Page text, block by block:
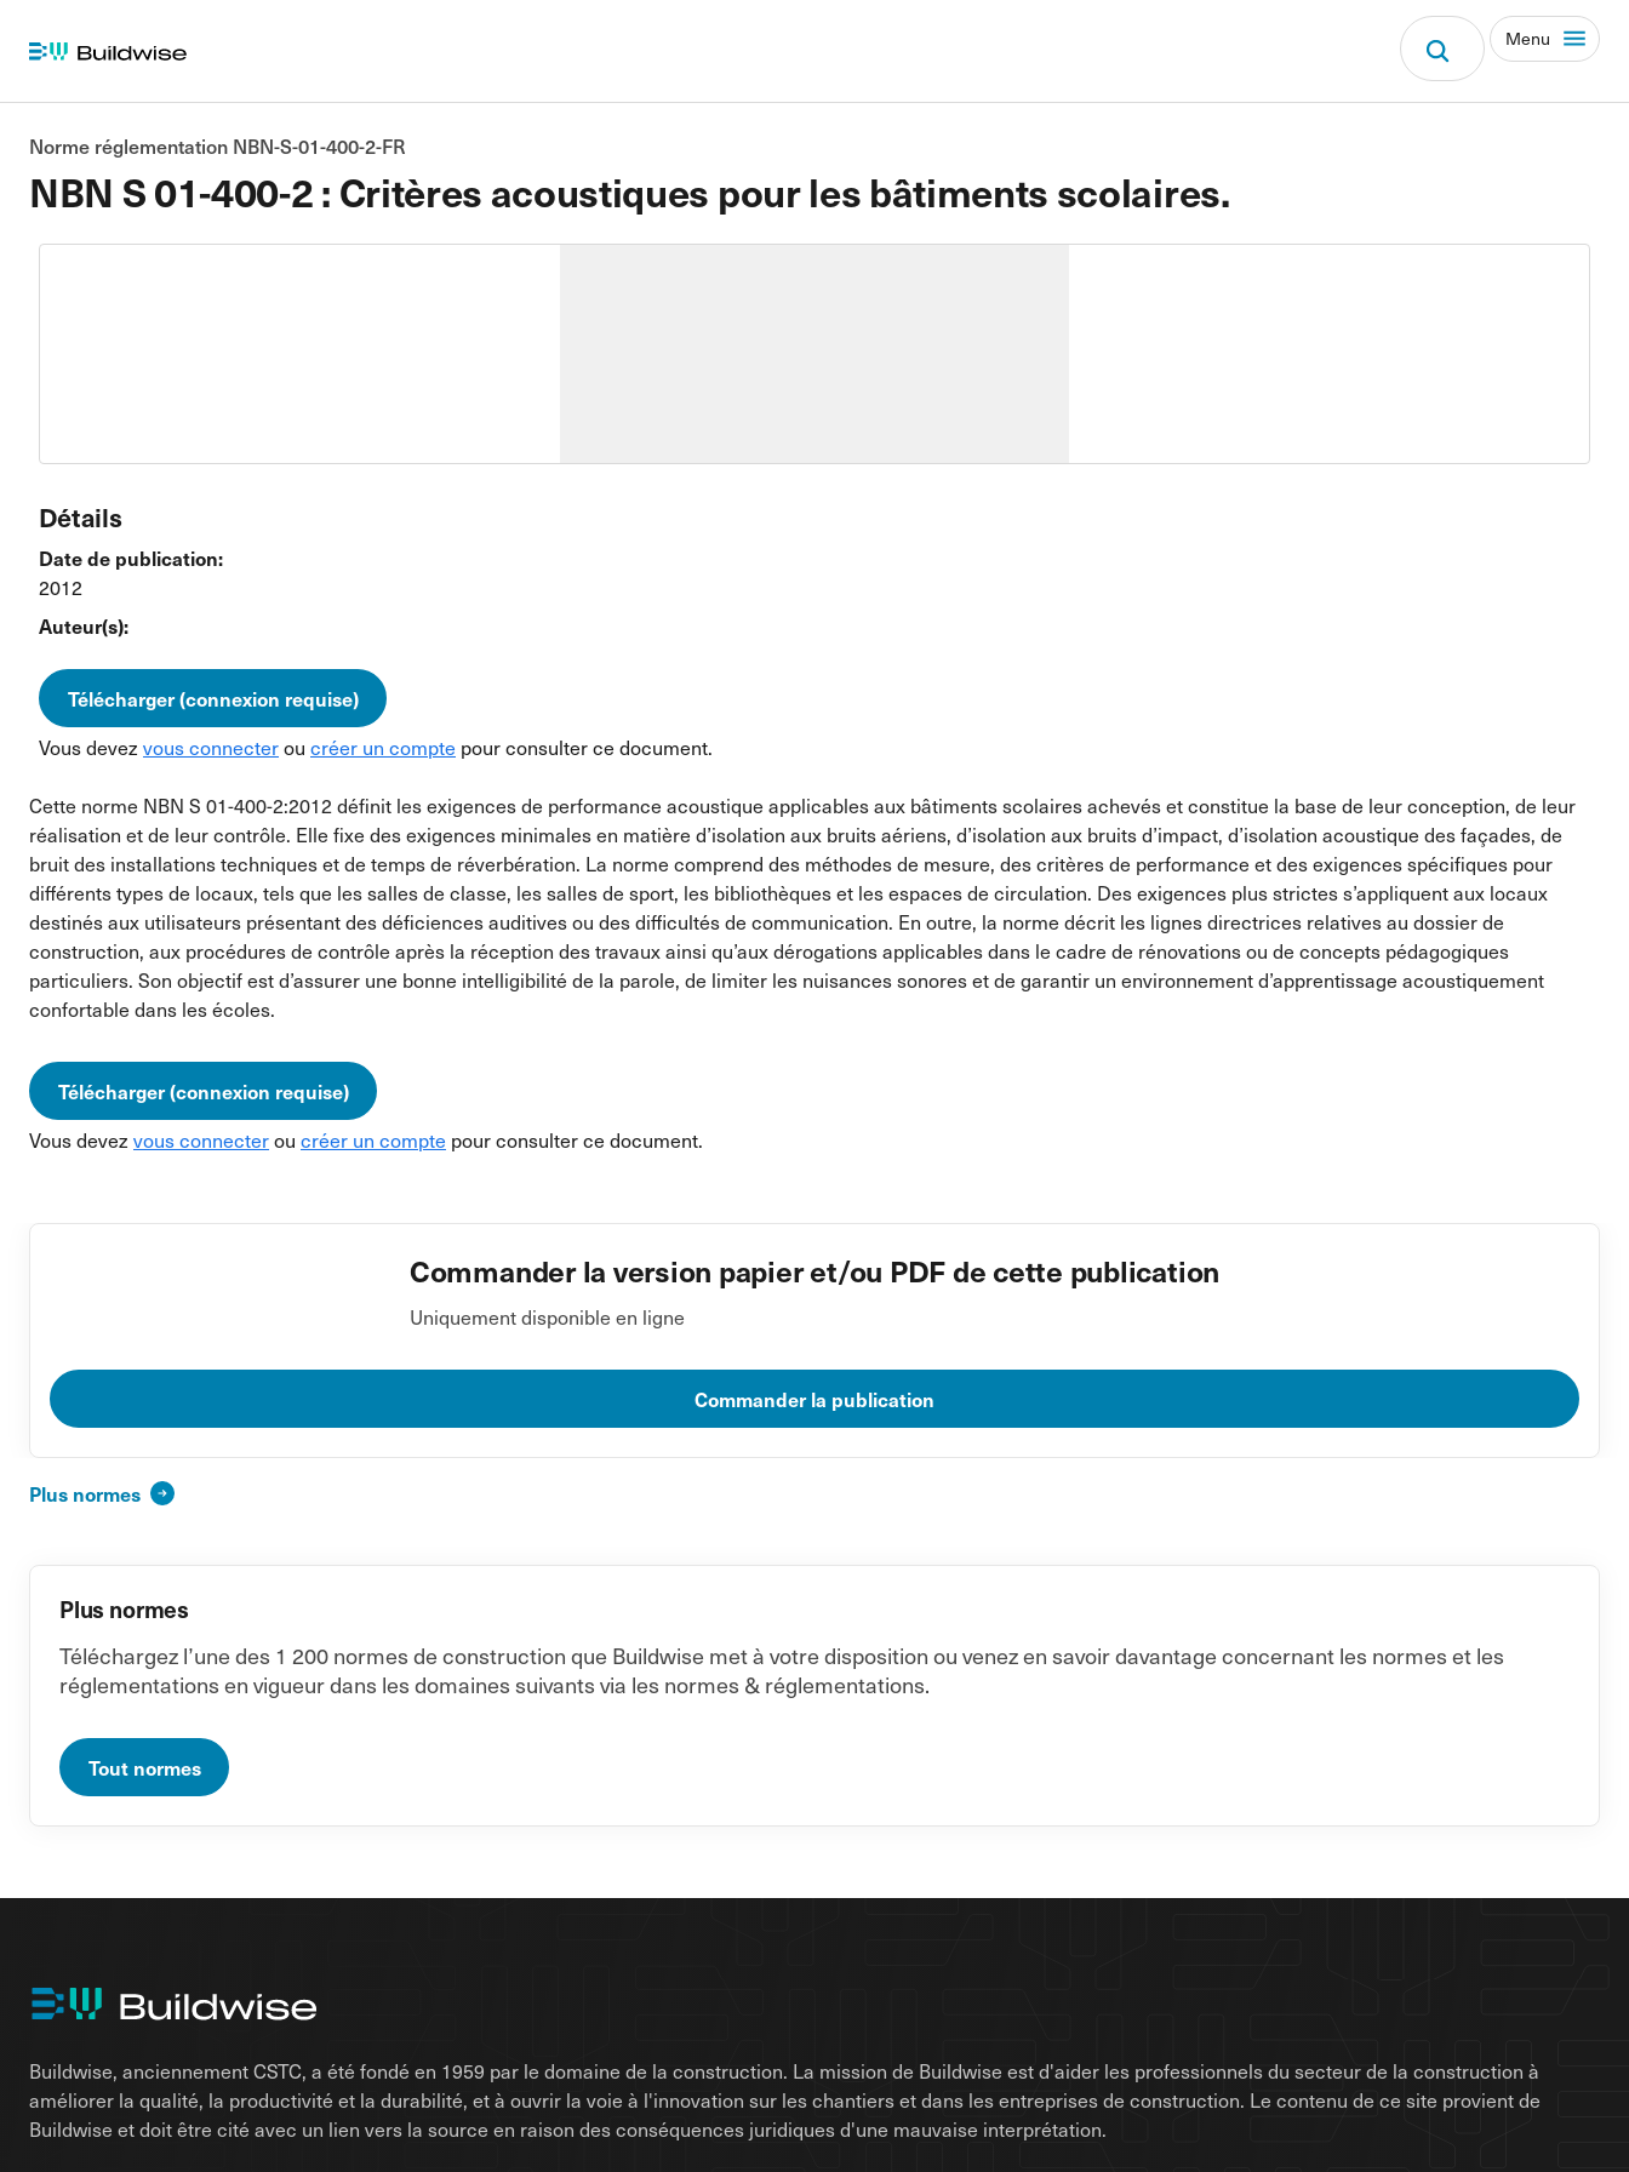
Menu
NBN S 01-400-2 : Critères acoustiques pour les bâtiments scolaires.
Norme réglementation NBN-S-01-400-2-FR
Détails
Date de publication:
2012
Auteur(s):
Télécharger (connexion requise)
Vous devez vous connecterou créer un compte pour consulter ce document.
Cette norme NBN S 01-400-2:2012 définit les exigences de performance acoustique applicables aux bâtiments scolaires achevés et constitue la base de leur conception, de leur
réalisation et de leur contrôle. Elle fixe des exigences minimales en matière d’isolation aux bruits aériens, d’isolation aux bruits d’impact, d’isolation acoustique des façades, de
bruit des installations techniques et de temps de réverbération. La norme comprend des méthodes de mesure, des critères de performance et des exigences spécifiques pour
différents types de locaux, tels que les salles de classe, les salles de sport, les bibliothèques et les espaces de circulation. Des exigences plus strictes s’appliquent aux locaux
destinés aux utilisateurs présentant des déficiences auditives ou des difficultés de communication. En outre, la norme décrit les lignes directrices relatives au dossier de
construction, aux procédures de contrôle après la réception des travaux ainsi qu’aux dérogations applicables dans le cadre de rénovations ou de concepts pédagogiques
particuliers. Son objectif est d’assurer une bonne intelligibilité de la parole, de limiter les nuisances sonores et de garantir un environnement d’apprentissage acoustiquement
confortable dans les écoles.
Télécharger (connexion requise)
Vous devez vous connecterou créer un compte pour consulter ce document.
Commander la version papier et/ou PDF de cette publication
Uniquement disponible en ligne
Commander la publication
Plus normes
Plus normes
Téléchargez l’une des 1 200 normes de construction que Buildwise met à votre disposition ou venez en savoir davantage concernant les normes et les
réglementations en vigueur dans les domaines suivants via les normes & réglementations.
Tout normes
Buildwise, anciennement CSTC, a été fondé en 1959 par le domaine de la construction. La mission de Buildwise est d'aider les professionnels du secteur de la construction à
améliorer la qualité, la productivité et la durabilité, et à ouvrir la voie à l'innovation sur les chantiers et dans les entreprises de construction. Le contenu de ce site provient de
Buildwise et doit être cité avec un lien vers la source en raison des conséquences juridiques d'une mauvaise interprétation.